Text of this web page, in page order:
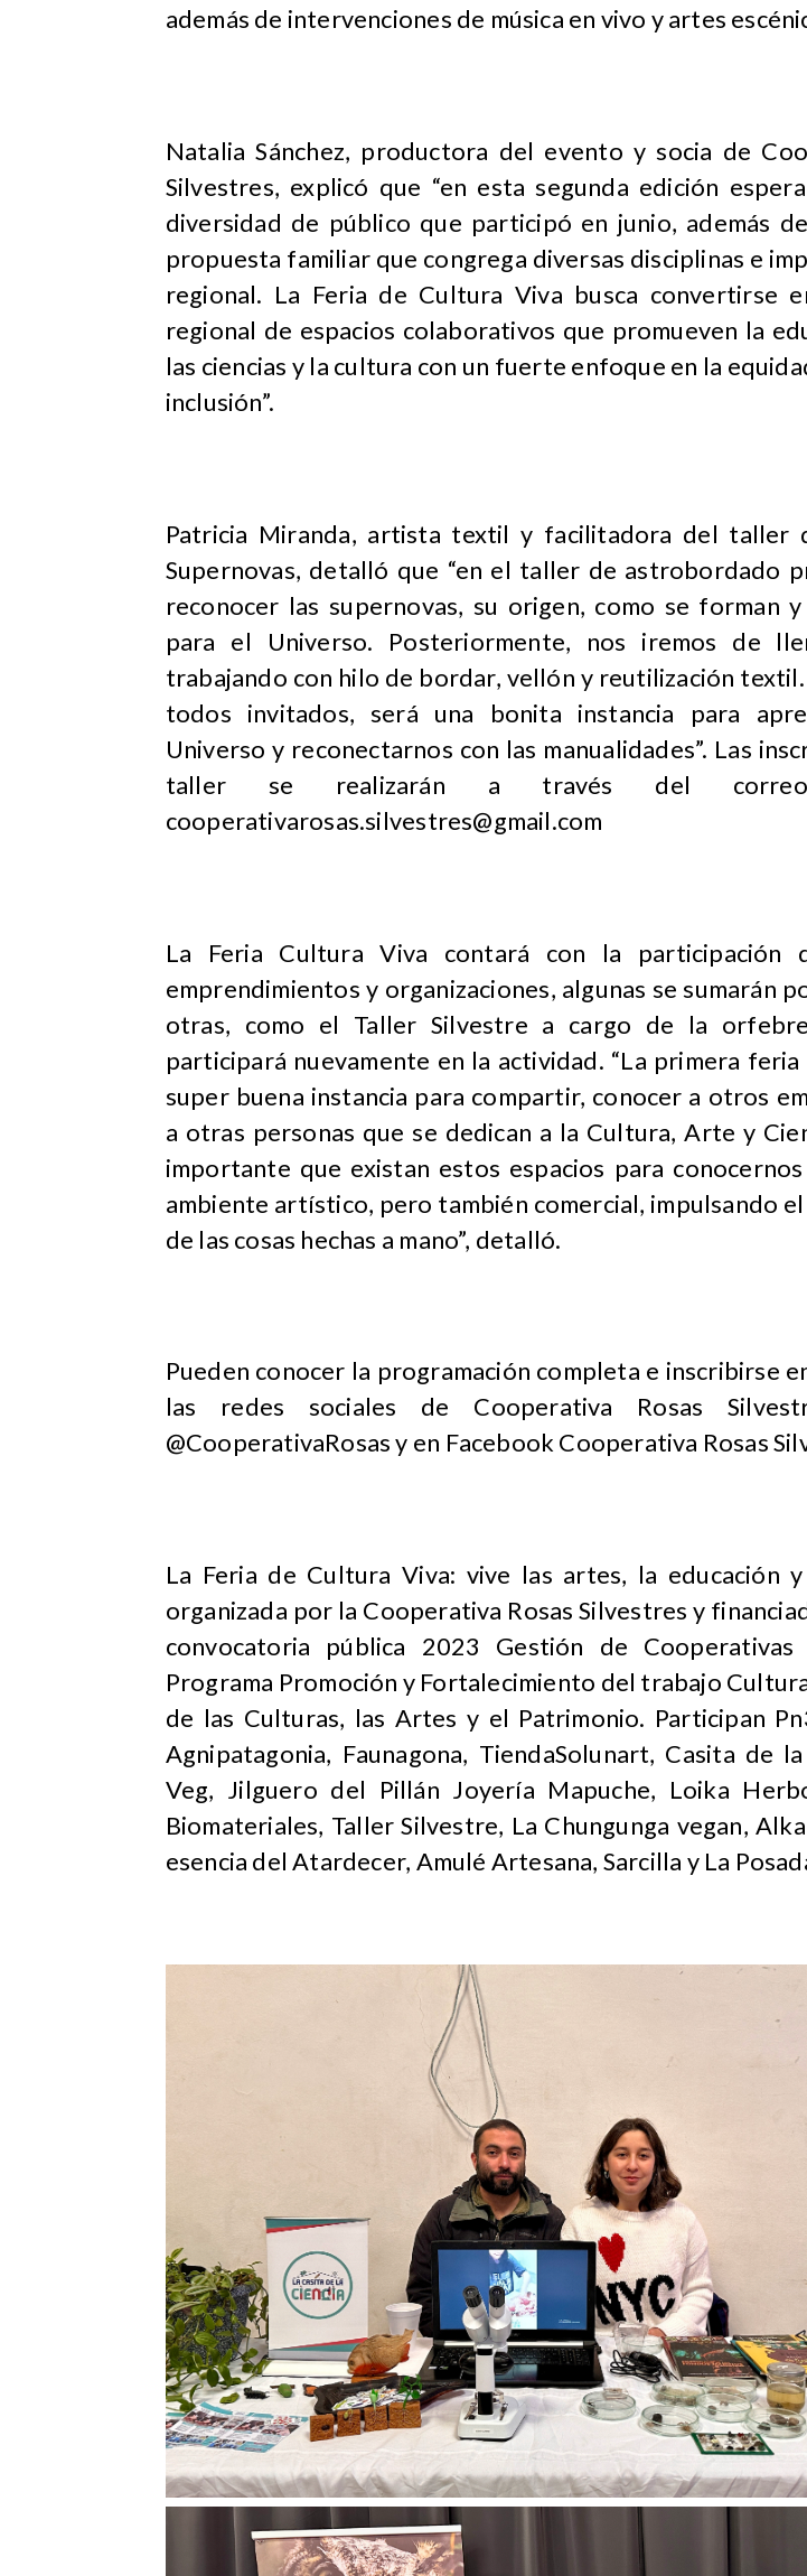
además de intervenciones de música en vivo y artes
Natalia Sánchez, productora del evento y socia de
Silvestres, explicó que “en esta segunda edición
diversidad de público que participó en junio, además
propuesta familiar que congrega diversas disciplinas e
regional. La Feria de Cultura Viva busca convertirse
regional de espacios colaborativos que promueven la
las ciencias y la cultura con un fuerte enfoque en la
inclusión”.
Patricia Miranda, artista textil y facilitadora del taller
Supernovas, detalló que “en el taller de astrobordado
reconocer las supernovas, su origen, como se forman
para el Universo. Posteriormente, nos iremos de
trabajando con hilo de bordar, vellón y reutilización textil.
todos invitados, será una bonita instancia para
Universo y reconectarnos con las manualidades”. Las
taller se realizarán a través del correo
cooperativarosas.silvestres@gmail.com
La Feria Cultura Viva contará con la participación
emprendimientos y organizaciones, algunas se sumarán
otras, como el Taller Silvestre a cargo de la
participará nuevamente en la actividad. “La primera feria
super buena instancia para compartir, conocer a otros
a otras personas que se dedican a la Cultura, Arte y
importante que existan estos espacios para
ambiente artístico, pero también comercial, impulsando
de las cosas hechas a mano”, detalló.
Pueden conocer la programación completa e inscribirse
las redes sociales de Cooperativa Rosas
@CooperativaRosas y en Facebook Cooperativa Rosas
La Feria de Cultura Viva: vive las artes, la educación
organizada por la Cooperativa Rosas Silvestres y
convocatoria pública 2023 Gestión de
Programa Promoción y Fortalecimiento del trabajo
de las Culturas, las Artes y el Patrimonio. Participan
Agnipatagonia, Faunagona, TiendaSolunart, Casita de
Veg, Jilguero del Pillán Joyería Mapuche, Loika
Biomateriales, Taller Silvestre, La Chungunga vegan,
esencia del Atardecer, Amulé Artesana, Sarcilla y La